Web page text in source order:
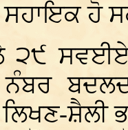
ਹੋ
ਸਵਈਏ
ਸ਼ੈਲੀ